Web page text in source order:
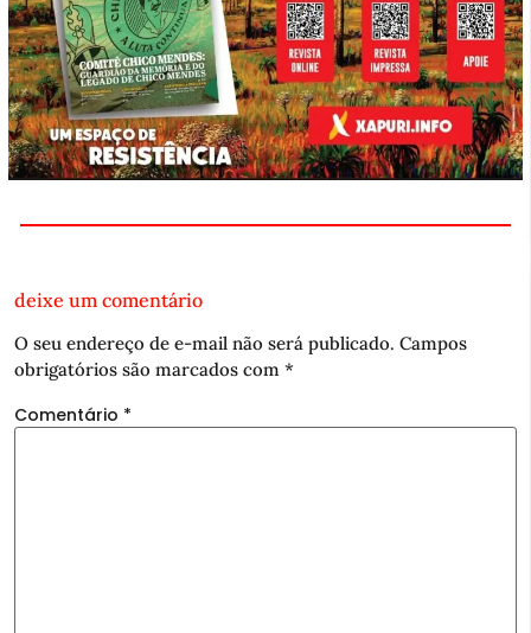
deixe um comentário
O seu endereço de e-mail não será publicado. Campos
obrigatórios são marcados com *
Comentário *